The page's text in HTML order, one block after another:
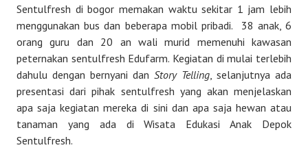
Sentulfresh di bogor memakan waktu sekitar 1 jam lebih
menggunakan bus dan beberapa mobil pribadi. 38 anak, 6
orang guru dan 20 an wali murid memenuhi kawasan
peternakan sentulfresh Edufarm. Kegiatan di mulai terlebih
dahulu dengan bernyani dan Story Telling , selanjutnya ada
presentasi dari pihak sentulfresh yang akan menjelaskan
apa saja kegiatan mereka di sini dan apa saja hewan atau
tanaman yang ada di Wisata Edukasi Anak Depok
Sentulfresh.